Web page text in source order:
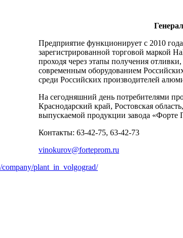
Предприятие функционирует с 2010
зарегистрированной торговой маркой
проходя через этапы получения
современным оборудованием
среди Российских производителей
На сегодняшний день потребителями
Краснодарский край, Ростовская
выпускаемой продукции завода «Форте
Контакты: 63-42-75, 63-42-73
vinokurov@forteprom.ru
plant_in_volgograd/